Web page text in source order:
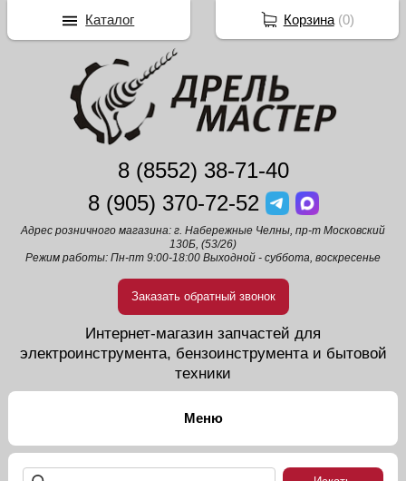
8 (8552) 38-71-40
8 (905) 370-72-52
Адрес розничного магазина: г. Набережные Челны, пр-т Московский
130Б, (53/26)
Режим работы: Пн-пт 9:00-18:00 Выходной - суббота, воскресенье
Заказать обратный звонок
Интернет-магазин запчастей для
электроинструмента, бензоинструмента и бытовой
техники
Корзина(0)
Каталог